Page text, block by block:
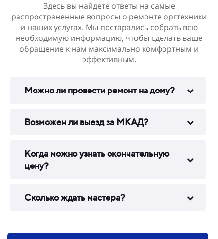
Здесь вы найдете ответы на самые
распространенные вопросы о ремонте оргтехники
и наших услугах. Мы постарались собрать всю
необходимую информацию, чтобы сделать ваше
обращение к нам максимально комфортным и
эффективным.
Можно ли провести ремонт на дому?
Возможен ли выезд за МКАД?
Когда можно узнать окончательную
цену?
Сколько ждать мастера?